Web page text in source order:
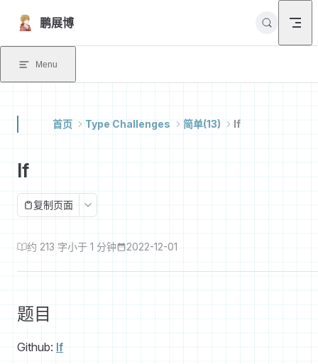
Skip to content
鹏展博
Menu
首页 Type Challenges 简单(13) If
If
复制页面
约 213 字小于 1 分钟 2022-12-01
题目
Github: If